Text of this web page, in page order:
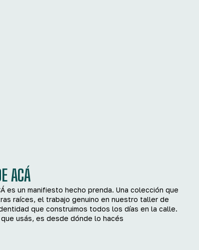
ACÁ
es un manifiesto hecho prenda. Una colección que
raíces, el trabajo genuino en nuestro taller de
que construimos todos los días en la calle.
usás, es desde dónde lo hacés